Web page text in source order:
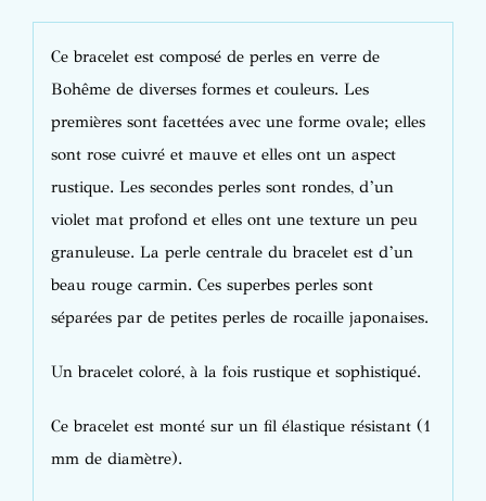
Ce bracelet est composé de perles en verre de
Bohême de diverses formes et couleurs. Les
premières sont facettées avec une forme ovale; elles
sont rose cuivré et mauve et elles ont un aspect
rustique. Les secondes perles sont rondes, d’un
violet mat profond et elles ont une texture un peu
granuleuse. La perle centrale du bracelet est d’un
beau rouge carmin. Ces superbes perles sont
séparées par de petites perles de rocaille japonaises.
Un bracelet coloré, à la fois rustique et sophistiqué.
Ce bracelet est monté sur un fil élastique résistant (1
mm de diamètre).